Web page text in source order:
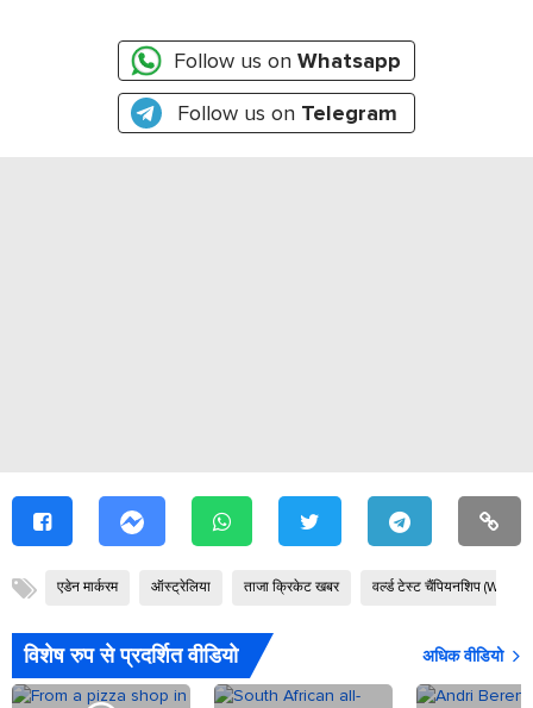
Follow us on Whatsapp
Follow us on Telegram
एडेन मार्करम ऑस्ट्रेलिया ताजा क्रिकेट खबर वर्ल्ड टेस्ट चैंपियनशिप
विशेष रुप से प्रदर्शित वीडियो अधिक वीडियो